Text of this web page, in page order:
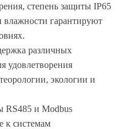
степень защиты IP65
гарантируют
различных
удовлетворения
экологии и
RS485 и Modbus
к системам